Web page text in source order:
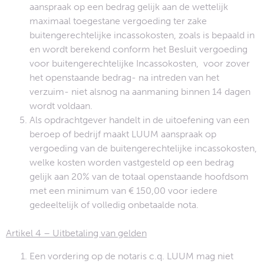
aanspraak op een bedrag gelijk aan de wettelijk
maximaal toegestane vergoeding ter zake
buitengerechtelijke incassokosten, zoals is bepaald in
en wordt berekend conform het Besluit vergoeding
voor buitengerechtelijke Incassokosten, voor zover
het openstaande bedrag- na intreden van het
verzuim- niet alsnog na aanmaning binnen 14 dagen
wordt voldaan.
Als opdrachtgever handelt in de uitoefening van een
beroep of bedrijf maakt LUUM aanspraak op
vergoeding van de buitengerechtelijke incassokosten,
welke kosten worden vastgesteld op een bedrag
gelijk aan 20% van de totaal openstaande hoofdsom
met een minimum van € 150,00 voor iedere
gedeeltelijk of volledig onbetaalde nota.
Artikel 4 – Uitbetaling van gelden
Een vordering op de notaris c.q. LUUM mag niet